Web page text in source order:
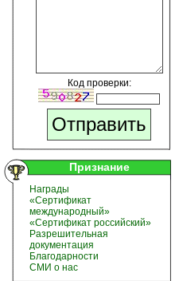
Код проверки:
Признание
Награды
«Сертификат
международный»
«Сертификат российский»
Разрешительная
документация
Благодарности
СМИ о нас